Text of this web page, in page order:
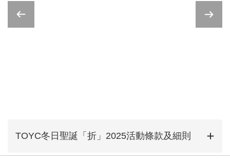
TOYC冬日聖誕「折」2025活動條款及細則